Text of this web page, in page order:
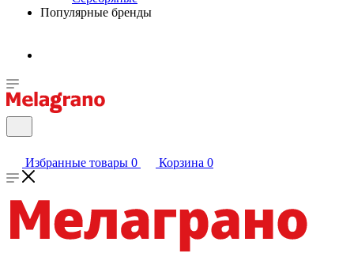
Популярные бренды
Избранные товары 0 Корзина 0